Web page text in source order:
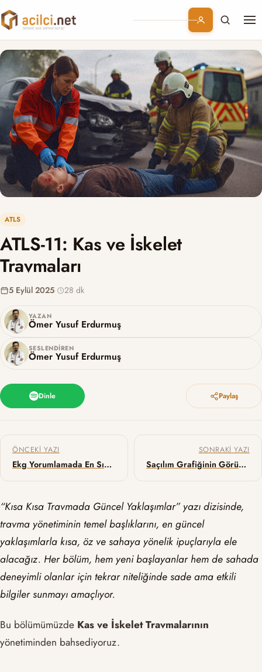
Branşlar
Konular
Kurumsal
Abonelik
ATLS
ATLS-11: Kas ve İskelet
Travmaları
YAZAN
Ömer Yusuf Erdurmuş
SESLENDIREN
Ömer Yusuf Erdurmuş
5 Eylül 2025· 28 dk
Dinle Paylaş
Yazı gezinmesi
ÖNCEKI YAZI
Ekg Yorumlamada En Sık Yapılan Hatalar
SONRAKI YAZI
Saçılım Grafiğinin Görünmeyen Gücü: Önce Verini Çiz!
“Kısa Kısa Travmada Güncel Yaklaşımlar” yazı dizisinde,
travma yönetiminin temel başlıklarını, en güncel
yaklaşımlarla kısa, öz ve sahaya yönelik ipuçlarıyla ele
alacağız. Her bölüm, hem yeni başlayanlar hem de sahada
deneyimli olanlar için tekrar niteliğinde sade ama etkili
bilgiler sunmayı amaçlıyor.
Bu bölümümüzde Kas ve İskelet Travmalarının
yönetiminden bahsediyoruz.